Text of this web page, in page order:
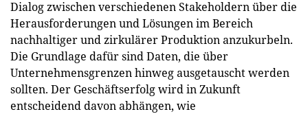
Dialog zwischen verschiedenen Stakeholdern über die
Herausforderungen und Lösungen im Bereich
nachhaltiger und zirkulärer Produktion anzukurbeln.
Die Grundlage dafür sind Daten, die über
Unternehmensgrenzen hinweg ausgetauscht werden
sollten. Der Geschäftserfolg wird in Zukunft
entscheidend davon abhängen, wie